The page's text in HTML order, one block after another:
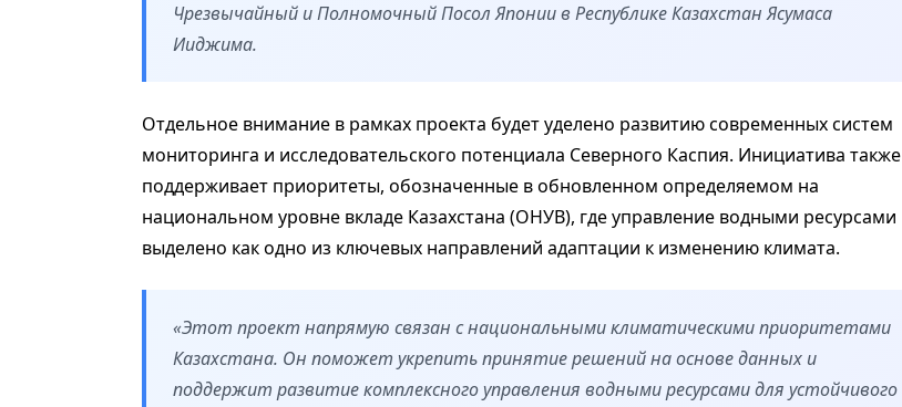
Чрезвычайный и Полномочный Посол Японии в Республике Казахстан Ясумаса
Ииджима.
Отдельное внимание в рамках проекта будет уделено развитию современных систем
мониторинга и исследовательского потенциала Северного Каспия. Инициатива также
поддерживает приоритеты, обозначенные в обновленном определяемом на
национальном уровне вкладе Казахстана (ОНУВ), где управление водными ресурсами
выделено как одно из ключевых направлений адаптации к изменению климата.
«Этот проект напрямую связан с национальными климатическими приоритетами
Казахстана. Он поможет укрепить принятие решений на основе данных и
поддержит развитие комплексного управления водными ресурсами для устойчивого